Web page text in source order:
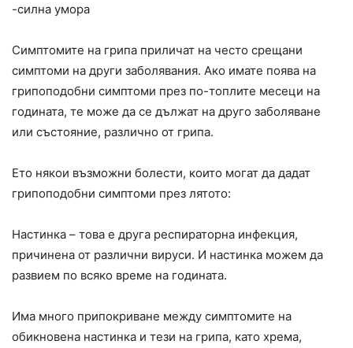
-силна умора
Симптомите на грипа приличат на често срещани
симптоми на други заболявания. Ако имате поява на
грипоподобни симптоми през по-топлите месеци на
годината, те може да се дължат на друго заболяване
или състояние, различно от грипа.
Ето някои възможни болести, които могат да дадат
грипоподобни симптоми през лятото:
Настинка – това е друга респираторна инфекция,
причинена от различни вируси. И настинка можем да
развием по всяко време на годината.
Има много припокриване между симптомите на
обикновена настинка и тези на грипа, като хрема,